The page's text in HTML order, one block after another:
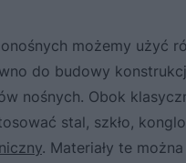
możemy użyć
do budowy
nośnych. Obok
stal, szkło,
. Materiały te